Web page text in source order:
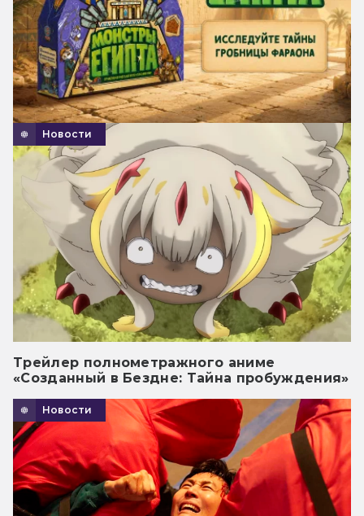
Новости
Трейлер полнометражного аниме
«Созданный в Бездне: Тайна пробуждения»
Новости